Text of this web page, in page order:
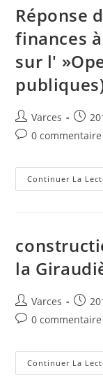
Réponse
finances
sur l'
Auteur/autrice
de
Varces
Commentaires
la
publication :
0 commentaire
Continuer La
la
Auteur/autrice
de
Varces
Commentaires
la
publication :
0 commentaire
Continuer La